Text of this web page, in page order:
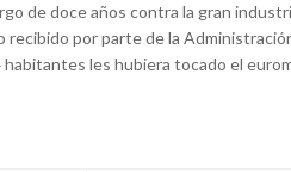
de doce años contra la gran
por parte de la
habitantes les hubiera tocado el